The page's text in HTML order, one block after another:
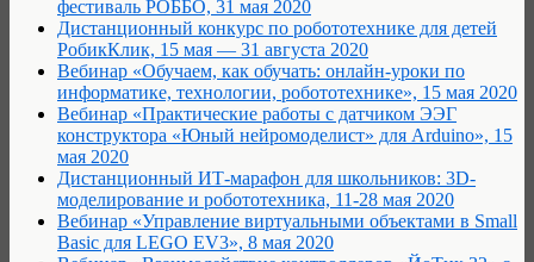
фестиваль РОББО, 31 мая 2020
Дистанционный конкурс по робототехнике для детей
РобикКлик, 15 мая — 31 августа 2020
Вебинар «Обучаем, как обучать: онлайн-уроки по
информатике, технологии, робототехнике», 15 мая 2020
Вебинар «Практические работы с датчиком ЭЭГ
конструктора «Юный нейромоделист» для Arduino», 15
мая 2020
Дистанционный ИТ-марафон для школьников: 3D-
моделирование и робототехника, 11-28 мая 2020
Вебинар «Управление виртуальными объектами в Small
Basic для LEGO EV3», 8 мая 2020